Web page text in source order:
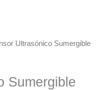
Ultrasónico Sumergible
Sumergible